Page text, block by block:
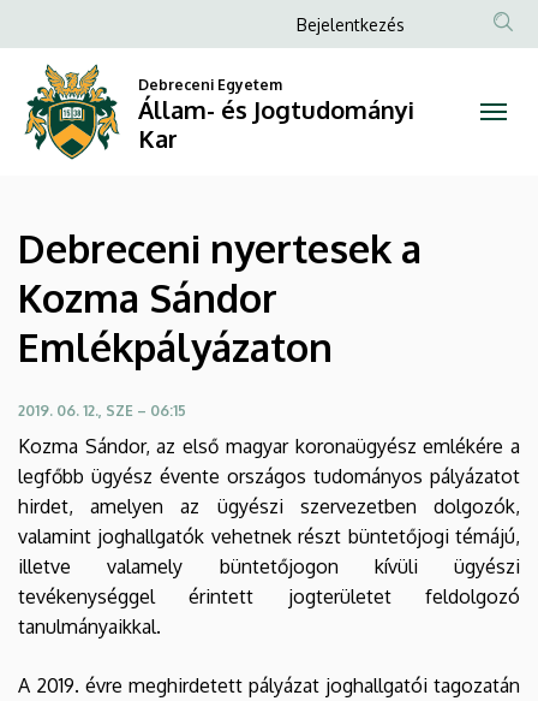
nyertesek
Kozma
Sándor
Emlékpályázaton
Állam-
és
Jogtudományi
Kar
a
tartalomra
Anonim
fiók
menüje
Bejelentkezés
Debreceni Egyetem
Állam- és Jogtudományi
Kar
Debreceni nyertesek a
Kozma Sándor
Emlékpályázaton
2019. 06. 12., SZE – 06:15
Kozma Sándor, az első magyar koronaügyész emlékére a
legfőbb ügyész évente országos tudományos pályázatot
hirdet, amelyen az ügyészi szervezetben dolgozók,
valamint joghallgatók vehetnek részt büntetőjogi témájú,
illetve valamely büntetőjogon kívüli ügyészi
tevékenységgel érintett jogterületet feldolgozó
tanulmányaikkal.
A 2019. évre meghirdetett pályázat joghallgatói tagozatán